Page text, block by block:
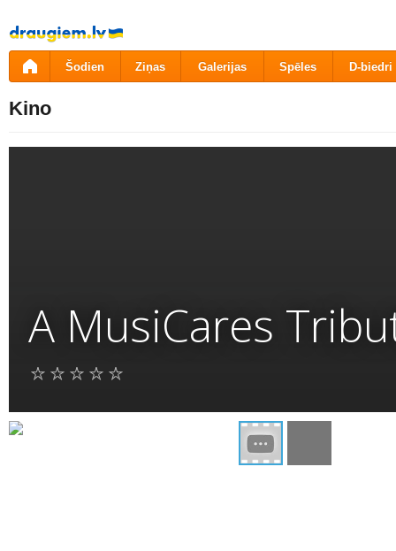
Pāriet
uz
saturu
Šodien Ziņas Galerijas Spēles D-biedri
Kino
A MusiCares